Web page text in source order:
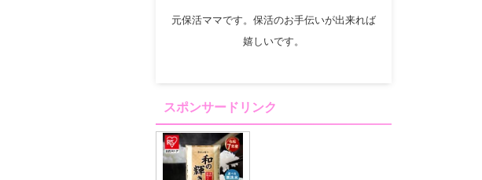
元保活ママです。保活のお手伝いが出来れば
嬉しいです。
スポンサードリンク